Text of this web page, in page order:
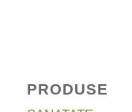
PRODUSE